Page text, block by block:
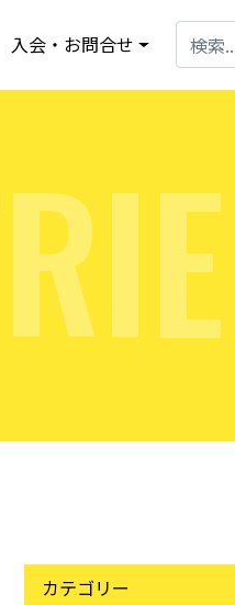
入会・お問合せ
RIE
カテゴリー